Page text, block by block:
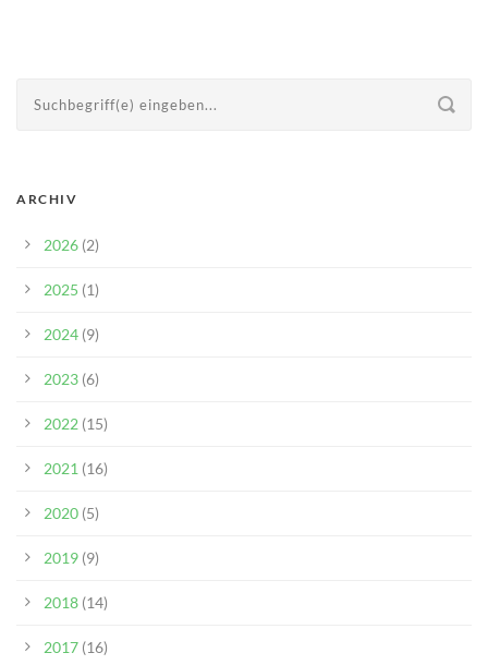
ARCHIV
2026 (2)
2025 (1)
2024 (9)
2023 (6)
2022 (15)
2021 (16)
2020 (5)
2019 (9)
2018 (14)
2017 (16)